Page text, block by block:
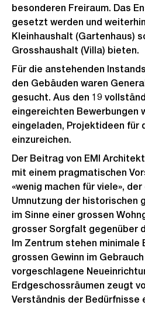
besonderen Freiraum. Das
gesetzt werden und
Kleinhaushalt (Gartenhaus)
Grosshaushalt (Villa) bieten.
Für die anstehenden
den Gebäuden waren
gesucht. Aus den 19
eingereichten Bewerbungen
eingeladen, Projektideen für
einzureichen.
Der Beitrag von EMI
mit einem pragmatischen
«wenig machen für viele»,
Umnutzung der historischen
im Sinne einer grossen
grosser Sorgfalt gegenüber
Im Zentrum stehen minimale
grossen Gewinn im
vorgeschlagene
Erdgeschossräumen zeugt
Verständnis der Bedürfnisse